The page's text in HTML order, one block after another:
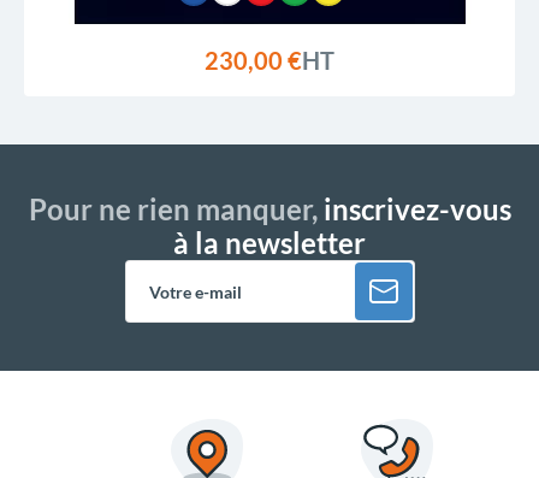
230,00 €HT
Pour ne rien manquer,inscrivez-vous
à la newsletter